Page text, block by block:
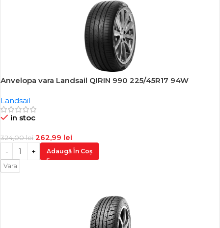
-19%
Anvelopa vara Landsail QIRIN 990 225/45R17 94W
Landsail
in stoc
324,00lei 262,99 lei
Adaugă În Coș
Vara